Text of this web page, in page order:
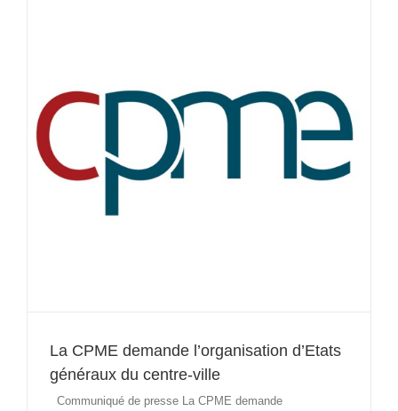
La CPME demande l’organisation d’Etats
généraux du centre-ville
Communiqué de presse La CPME demande